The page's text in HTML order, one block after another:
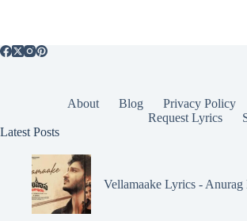
About Blog Privacy Policy
Request Lyrics
Latest Posts
Vellamaake Lyrics -